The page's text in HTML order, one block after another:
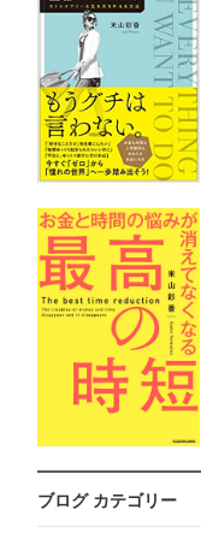
ブログ カテゴリー